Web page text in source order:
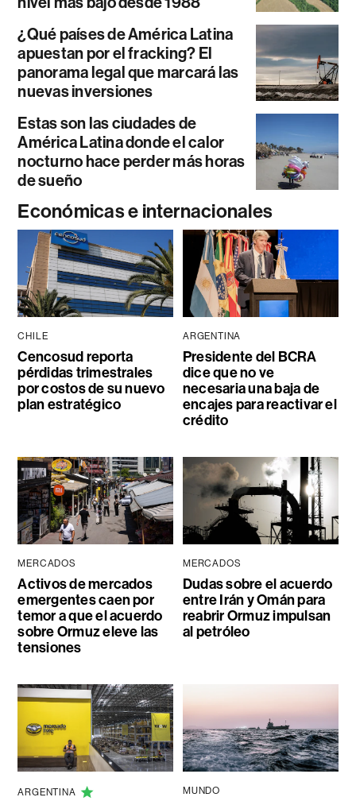
¿Qué países de América Latina
apuestan por el fracking? El
panorama legal que marcará las
nuevas inversiones
Estas son las ciudades de
América Latina donde el calor
nocturno hace perder más horas
de sueño
Económicas e internacionales
CHILE
Cencosud reporta
pérdidas trimestrales
por costos de su nuevo
plan estratégico
ARGENTINA
Presidente del BCRA
dice que no ve
necesaria una baja de
encajes para reactivar el
crédito
MERCADOS
Activos de mercados
emergentes caen por
temor a que el acuerdo
sobre Ormuz eleve las
tensiones
MERCADOS
Dudas sobre el acuerdo
entre Irán y Omán para
reabrir Ormuz impulsan
al petróleo
ARGENTINA MUNDO